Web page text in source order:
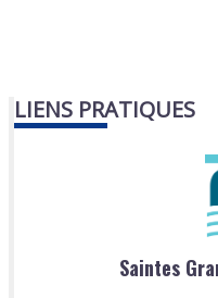
LIENS PRATIQUES
Saintes